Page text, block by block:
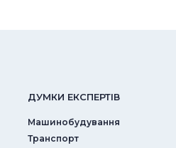
ДУМКИ ЕКСПЕРТIВ
Машинобудування
Транспорт